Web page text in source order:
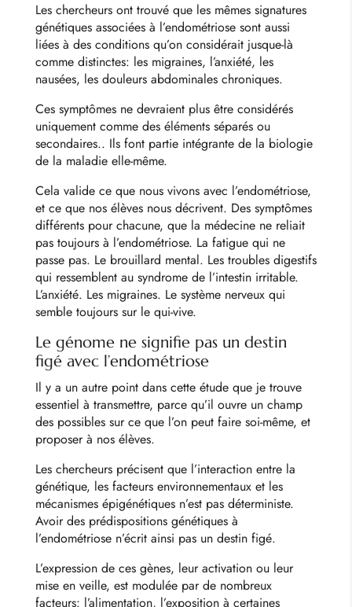
Les chercheurs ont trouvé que les mêmes signatures
génétiques associées à l’endométriose sont aussi
liées à des conditions qu’on considérait jusque-là
comme distinctes: les migraines, l’anxiété, les
nausées, les douleurs abdominales chroniques.
Ces symptômesne devraient plus être considérés
uniquement comme des éléments séparés ou
secondaires.. Ils font partie intégrante de la biologie
de la maladie elle-même.
Cela valide ce que nous vivons avec l’endométriose,
et ce que nos élèves nous décrivent. Des symptômes
différents pour chacune, que la médecine ne reliait
pas toujours à l’endométriose. La fatigue qui ne
passe pas. Le brouillard mental. Les troubles digestifs
qui ressemblent au syndrome de l’intestin irritable.
L’anxiété. Les migraines. Le système nerveux qui
semble toujours sur le qui-vive.
Le génome ne signifie pas un destin
figé avec l’endométriose
Il y a un autre point dans cette étude que je trouve
essentiel à transmettre, parce qu’il ouvre un champ
des possibles sur ce que l’on peut faire soi-même, et
proposer à nos élèves.
Les chercheurs précisent que l’interaction entre la
génétique, les facteurs environnementaux et les
mécanismes épigénétiques n’est pas déterministe.
Avoir des prédispositions génétiques à
l’endométriose n’écrit ainsi pas un destin figé.
L’expression de ces gènes, leur activation ou leur
mise en veille, est modulée par de nombreux
facteurs: l’alimentation, l’exposition à certaines